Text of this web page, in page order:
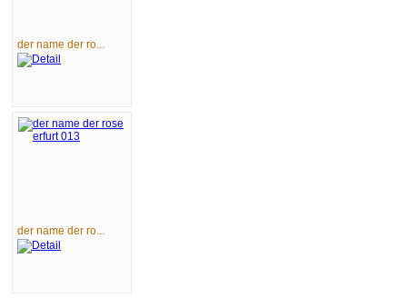
der name der ro...
der name der ro...